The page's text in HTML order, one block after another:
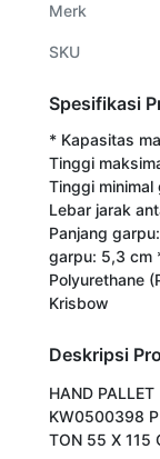
Merk
SKU
Spesifikasi
* Kapasitas
Tinggi
Tinggi minimal
Lebar jarak
Panjang
garpu: 5,3 cm
Polyurethane
Krisbow
Deskripsi
HAND PALLET
KW0500398
TON 55 X 115